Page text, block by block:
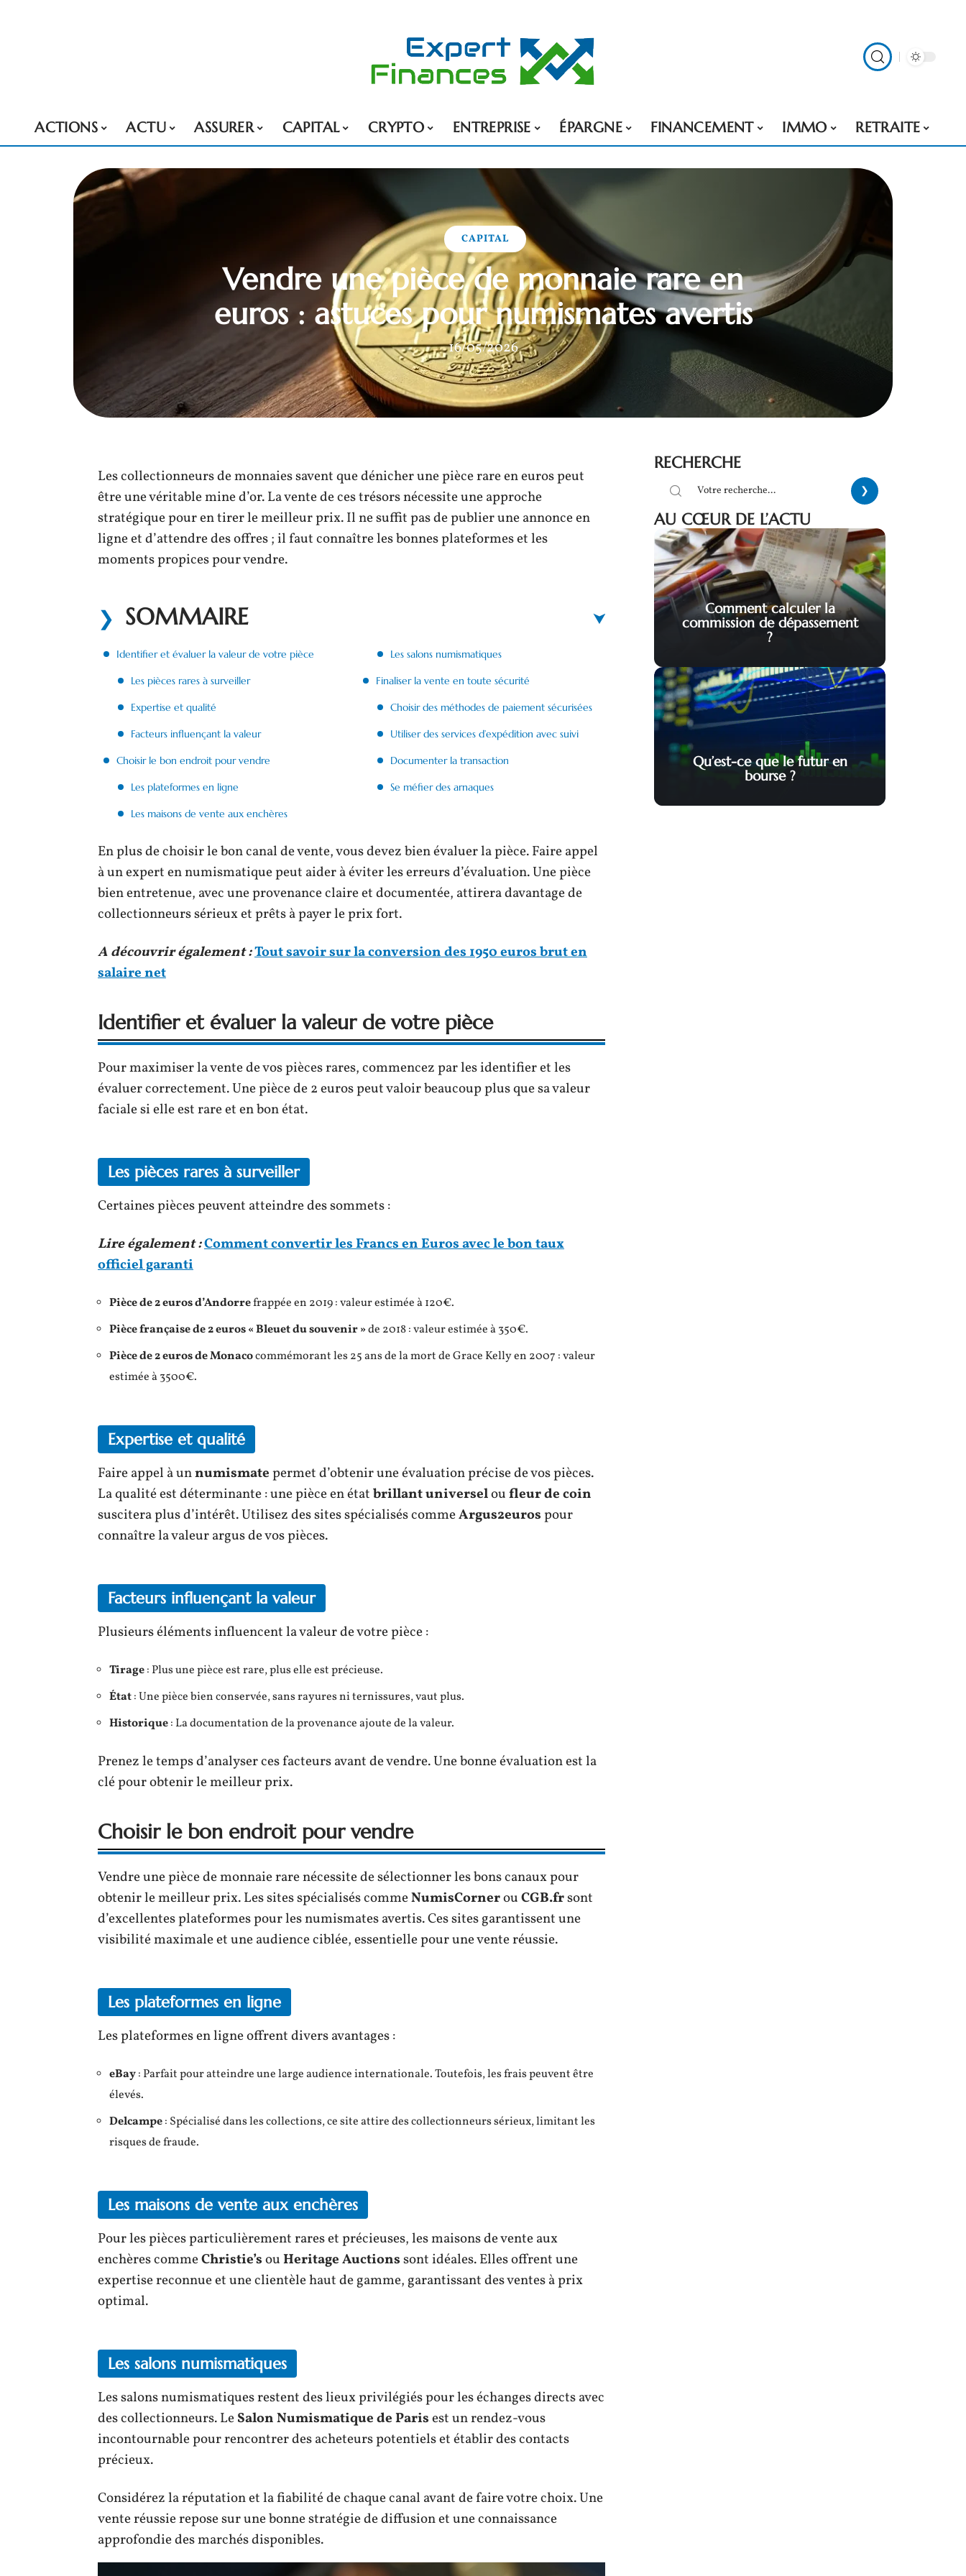
ACTIONS ACTU ASSURER CAPITAL CRYPTO ENTREPRISE ÉPARGNE FINANCEMENT IMMO RETRAITE
CAPITAL
Vendre une pièce de monnaie rare en
euros : astuces pour numismates avertis
16/05/2026
Les collectionneurs de monnaies savent que dénicher une pièce rare en euros peut
être une véritable mine d’or. La vente de ces trésors nécessite une approche
stratégique pour en tirer le meilleur prix. Il ne suffit pas de publier une annonce en
ligne et d’attendre des offres ; il faut connaître les bonnes plateformes et les
moments propices pour vendre.
SOMMAIRE
Identifier et évaluer la valeur de votre pièce
Les pièces rares à surveiller
Expertise et qualité
Facteurs influençant la valeur
Choisir le bon endroit pour vendre
Les plateformes en ligne
Les maisons de vente aux enchères
Les salons numismatiques
Finaliser la vente en toute sécurité
Choisir des méthodes de paiement sécurisées
Utiliser des services d’expédition avec suivi
Documenter la transaction
Se méfier des arnaques
En plus de choisir le bon canal de vente, vous devez bien évaluer la pièce. Faire appel
à un expert en numismatique peut aider à éviter les erreurs d’évaluation. Une pièce
bien entretenue, avec une provenance claire et documentée, attirera davantage de
collectionneurs sérieux et prêts à payer le prix fort.
A découvrir également :Tout savoir sur la conversion des 1950 euros brut en
salaire net
Identifier et évaluer la valeur de votre pièce
Pour maximiser la vente de vos pièces rares, commencez par les identifier et les
évaluer correctement. Une pièce de 2 euros peut valoir beaucoup plus que sa valeur
faciale si elle est rare et en bon état.
Les pièces rares à surveiller
Certaines pièces peuvent atteindre des sommets :
Lire également :Comment convertir les Francs en Euros avec le bon taux
officiel garanti
Pièce de 2 euros d’Andorrefrappée en 2019 : valeur estimée à 120€.
Pièce française de 2 euros « Bleuet du souvenir »de 2018 : valeur estimée à 350€.
Pièce de 2 euros de Monacocommémorant les 25 ans de la mort de Grace Kelly en 2007 : valeur
estimée à 3500€.
Expertise et qualité
Faire appel à unnumismatepermet d’obtenir une évaluation précise de vos pièces.
La qualité est déterminante : une pièce en étatbrillant universeloufleur de coin
suscitera plus d’intérêt. Utilisez des sites spécialisés commeArgus2eurospour
connaître la valeur argus de vos pièces.
Facteurs influençant la valeur
Plusieurs éléments influencent la valeur de votre pièce :
Tirage: Plus une pièce est rare, plus elle est précieuse.
État: Une pièce bien conservée, sans rayures ni ternissures, vaut plus.
Historique: La documentation de la provenance ajoute de la valeur.
Prenez le temps d’analyser ces facteurs avant de vendre. Une bonne évaluation est la
clé pour obtenir le meilleur prix.
Choisir le bon endroit pour vendre
Vendre une pièce de monnaie rare nécessite de sélectionner les bons canaux pour
obtenir le meilleur prix. Les sites spécialisés commeNumisCornerouCGB.frsont
d’excellentes plateformes pour les numismates avertis. Ces sites garantissent une
visibilité maximale et une audience ciblée, essentielle pour une vente réussie.
Les plateformes en ligne
Les plateformes en ligne offrent divers avantages :
eBay: Parfait pour atteindre une large audience internationale. Toutefois, les frais peuvent être
élevés.
Delcampe: Spécialisé dans les collections, ce site attire des collectionneurs sérieux, limitant les
risques de fraude.
Les maisons de vente aux enchères
Pour les pièces particulièrement rares et précieuses, les maisons de vente aux
enchères commeChristie’souHeritage Auctionssont idéales. Elles offrent une
expertise reconnue et une clientèle haut de gamme, garantissant des ventes à prix
optimal.
Les salons numismatiques
Les salons numismatiques restent des lieux privilégiés pour les échanges directs avec
des collectionneurs. LeSalon Numismatique de Parisest un rendez-vous
incontournable pour rencontrer des acheteurs potentiels et établir des contacts
précieux.
Considérez la réputation et la fiabilité de chaque canal avant de faire votre choix. Une
vente réussie repose sur une bonne stratégie de diffusion et une connaissance
approfondie des marchés disponibles.
RECHERCHE
AU CŒUR DE L’ACTU
Comment calculer la
commission de dépassement
?
Qu’est-ce que le futur en
bourse ?